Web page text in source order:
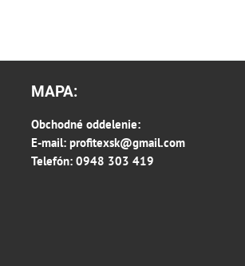
MAPA:
Obchodné oddelenie:
E-mail: profitexsk@gmail.com
Telefón: 0948 303 419